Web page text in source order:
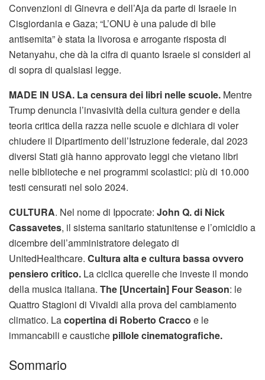
Convenzioni di Ginevra e dell’Aja da parte di Israele in
Cisgiordania e Gaza; “L’ONU è una palude di bile
antisemita” è stata la livorosa e arrogante risposta di
Netanyahu, che dà la cifra di quanto Israele si consideri al
di sopra di qualsiasi legge.
MADE IN USA. La censura dei libri nelle scuole. Mentre
Trump denuncia l’invasività della cultura gender e della
teoria critica della razza nelle scuole e dichiara di voler
chiudere il Dipartimento dell’Istruzione federale, dal 2023
diversi Stati già hanno approvato leggi che vietano libri
nelle biblioteche e nei programmi scolastici: più di 10.000
testi censurati nel solo 2024.
CULTURA. Nel nome di Ippocrate: John Q. di Nick
Cassavetes, il sistema sanitario statunitense e l’omicidio a
dicembre dell’amministratore delegato di
UnitedHealthcare. Cultura alta e cultura bassa ovvero
pensiero critico. La ciclica querelle che investe il mondo
della musica italiana. The [Uncertain] Four Season: le
Quattro Stagioni di Vivaldi alla prova del cambiamento
climatico. Lacopertina di Roberto Cracco e le
immancabili e caustiche pillole cinematografiche.
Sommario